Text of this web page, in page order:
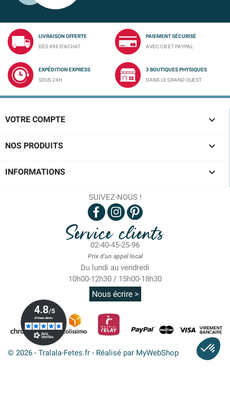
LIVRAISON OFFERTE
DÈS 49€ D'ACHAT
PAIEMENT SÉCURISÉ
AVEC CB ET PAYPAL
EXPÉDITION EXPRESS
SOUS 24H
3 BOUTIQUES PHYSIQUES
DANS LE GRAND OUEST
VOTRE COMPTE 
NOS PRODUITS 
INFORMATIONS 
SUIVEZ-NOUS !
Service clients
02-40-45-25-96
Prix d'un appel local
Du lundi au vendredi
10h00-12h30 / 15h00-18h30
Nous écrire >
© 2026 - Tralala-Fetes.fr - Réalisé par MyWebShop